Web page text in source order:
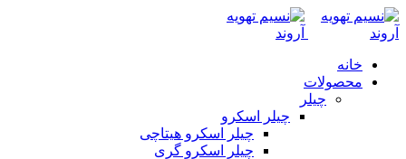
خانه
محصولات
چیلر
چیلر اسکرو
چیلر اسکرو هیتاچی
چیلر اسکرو گری